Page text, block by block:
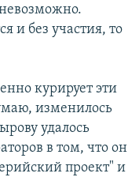
и без участия, то
курирует эти
изменилось
удалось
в том, что он
проект" и